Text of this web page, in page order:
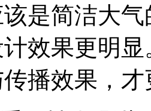
是简洁大
效果更明
播效果，